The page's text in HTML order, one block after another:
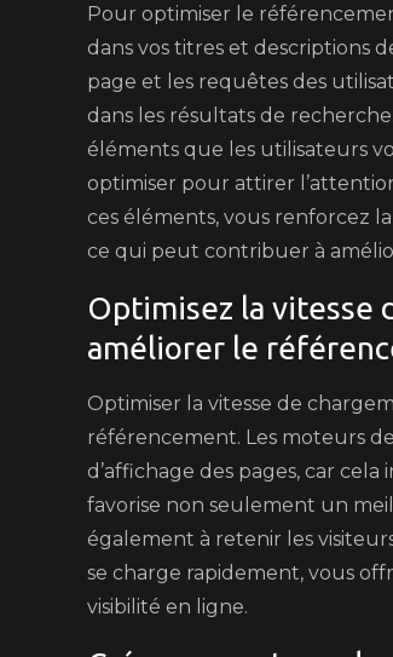
Pour optimiser le
dans vos titres et descriptions
page et les requêtes des
dans les résultats de
éléments que les utilisateurs
optimiser pour attirer
ces éléments, vous renforcez
ce qui peut contribuer à
Optimisez la vitesse
améliorer le
Optimiser la vitesse de
référencement. Les moteurs
d’affichage des pages, car
favorise non seulement un
également à retenir les
se charge rapidement, vous
visibilité en ligne.